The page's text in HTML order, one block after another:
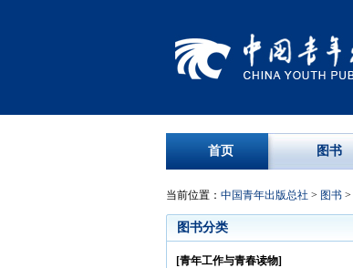
首页 图书
当前位置： 中国青年出版总社 > 图书 >
图书分类
[青年工作与青春读物]